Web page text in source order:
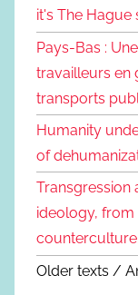
it's The
Pays-Bas :
travailleurs en
transports
Humanity
of
Transgression
ideology, from
Older texts /